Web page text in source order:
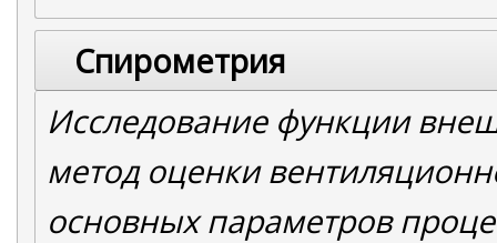
Спирометрия
Исследование функции
метод оценки
основных параметров